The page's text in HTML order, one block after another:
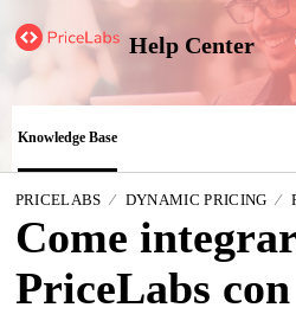
Help Center
Knowledge Base
PRICELABS DYNAMIC PRICING
Come
PriceLabs